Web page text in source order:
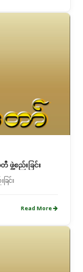
ဖွဲ့စည်းခြင်း
ြင်း
Read More